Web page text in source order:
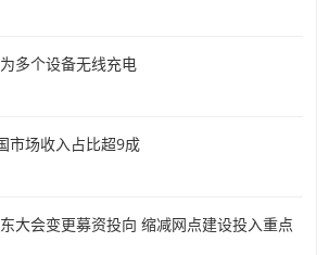
多个设备无线充电
市场收入占比超9成
大会变更募资投向 缩减网点建设投入重点